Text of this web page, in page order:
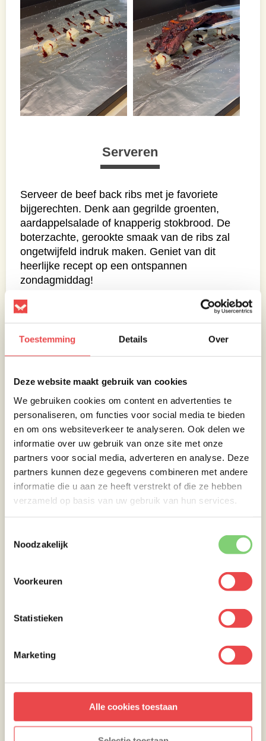
Toestemming Details Over
Deze website maakt gebruik van cookies
We gebruiken cookies om content en advertenties te
personaliseren, om functies voor social media te bieden
en om ons websiteverkeer te analyseren. Ook delen we
informatie over uw gebruik van onze site met onze
partners voor social media, adverteren en analyse. Deze
partners kunnen deze gegevens combineren met andere
informatie die u aan ze heeft verstrekt of die ze hebben
verzameld op basis van uw gebruik van hun services.
Noodzakelijk
Voorkeuren
Statistieken
Marketing
Alle cookies toestaan
Serveren
Serveer de beef back ribs met je favoriete
bijgerechten. Denk aan gegrilde groenten,
aardappelsalade of knapperig stokbrood. De
boterzachte, gerookte smaak van de ribs zal
ongetwijfeld indruk maken. Geniet van dit
heerlijke recept op een ontspannen
zondagmiddag!
Eet smakelijk!
Maak je mijn Beef back ribs recept en plaats
je dit op Instagram? Tag dan
@urban_barbecueen ik plaats je gerecht in
mijn story!